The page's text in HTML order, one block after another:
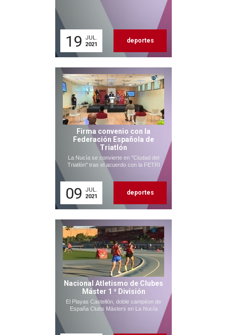
19
JUL.
2021
deportes
Firma convenio con la
Federación Española de
Triatlón
La Nucía se convierte en "Ciudad del
Triatlón" tras el acuerdo con la FETRI
09
JUL.
2021
deportes
Nacional Atletismo de Clubes
Máster 1 ª División
El Playas Castellón, doble campéon de
España Clubs Másters en La Nucía